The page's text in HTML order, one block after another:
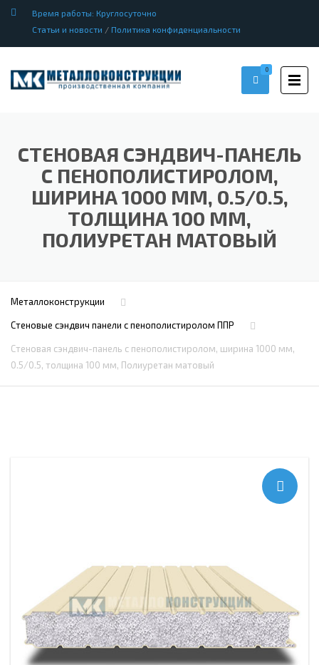
Время работы: Круглосуточно
Статьи и новости / Политика конфиденциальности
0
СТЕНОВАЯ СЭНДВИЧ-ПАНЕЛЬ
С ПЕНОПОЛИСТИРОЛОМ,
ШИРИНА 1000 ММ, 0.5/0.5,
ТОЛЩИНА 100 ММ,
ПОЛИУРЕТАН МАТОВЫЙ
Металлоконструкции
Стеновые сэндвич панели с пенополистиролом ППР
Стеновая сэндвич-панель с пенополистиролом, ширина 1000 мм,
0.5/0.5, толщина 100 мм, Полиуретан матовый